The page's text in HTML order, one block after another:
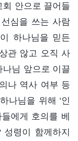
안으로 끌어들
심을 쓰는 사람
하나님을 믿든
관 않고 오직 사
님 앞으로 이끌
나 역사 여부 등
나님을 위해 ‘인
에게 호의를 베
령이 함께하지